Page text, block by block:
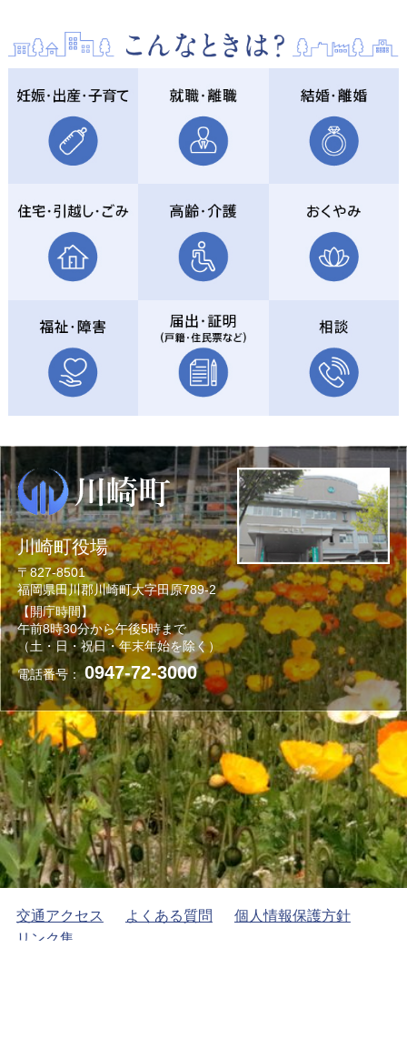
川崎町役場
〒827-8501
福岡県田川郡川崎町大字田原789-2
【開庁時間】
午前8時30分から午後5時まで
（土・日・祝日・年末年始を除く）
電話番号：0947-72-3000
交通アクセス よくある質問
個人情報保護方針
リンク集